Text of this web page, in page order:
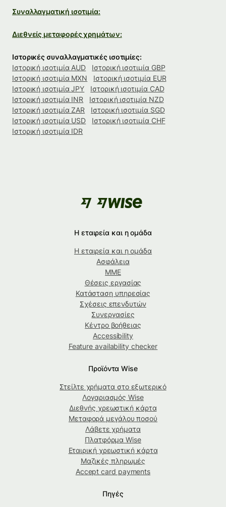
Συναλλαγματική ισοτιμία:
Διεθνείς μεταφορές χρημάτων:
Ιστορικές συναλλαγματικές ισοτιμίες:
Ιστορική ισοτιμία AUD
Ιστορική ισοτιμία GBP
Ιστορική ισοτιμία MXN
Ιστορική ισοτιμία EUR
Ιστορική ισοτιμία JPY
Ιστορική ισοτιμία CAD
Ιστορική ισοτιμία INR
Ιστορική ισοτιμία NZD
Ιστορική ισοτιμία ZAR
Ιστορική ισοτιμία SGD
Ιστορική ισοτιμία USD
Ιστορική ισοτιμία CHF
Ιστορική ισοτιμία IDR
Η εταιρεία και η ομάδα
Η εταιρεία και η ομάδα
Ασφάλεια
ΜΜΕ
Θέσεις εργασίας
Κατάσταση υπηρεσίας
Σχέσεις επενδυτών
Συνεργασίες
Κέντρο βοήθειας
Accessibility
Feature availability checker
Προϊόντα Wise
Στείλτε χρήματα στο εξωτερικό
Λογαριασμός Wise
Διεθνής χρεωστική κάρτα
Μεταφορά μεγάλου ποσού
Λάβετε χρήματα
Πλατφόρμα Wise
Εταιρική χρεωστική κάρτα
Μαζικές πληρωμές
Accept card payments
Πηγές